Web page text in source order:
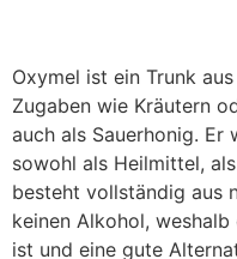
Oxymel ist ein Trunk
Zugaben wie Kräutern
auch als Sauerhonig.
sowohl als Heilmittel,
besteht vollständig aus
keinen Alkohol,
ist und eine gute